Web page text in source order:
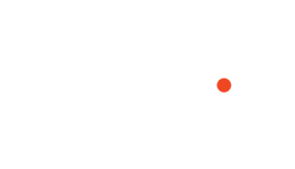
we provide you the best experience
to browse this website, you accept
us analyze how the website is used and
To learn more or to find out how
can access our